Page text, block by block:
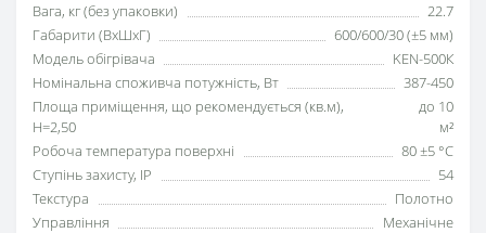
Вага, кг (без упаковки)
22.7
Габарити (ВхШхГ)
600/600/30 (±5 мм)
Модель обігрівача
KEN-500К
Номінальна споживча потужність, Вт
387-450
Площа приміщення, що рекомендується (кв.м),
H=2,50
до 10
м²
Робоча температура поверхні
80 ±5 °С
Ступінь захисту, IP
54
Текстура
Полотно
Управління
Механічне